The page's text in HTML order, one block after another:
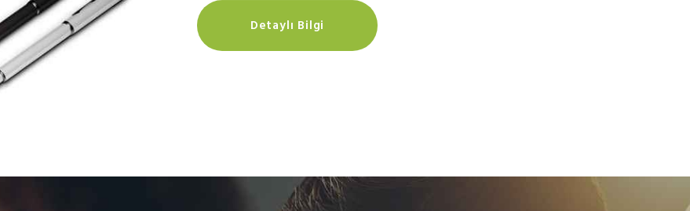
Detaylı Bilgi